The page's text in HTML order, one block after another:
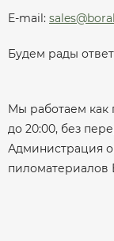
E-mail:
Будем рады
Мы работаем как
до 20:00, без
Администрация
пиломатериалов